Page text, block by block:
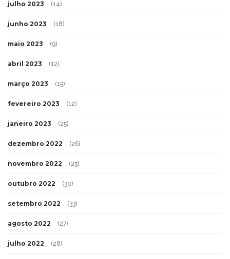
julho 2023 (14)
junho 2023 (18)
maio 2023 (9)
abril 2023 (12)
março 2023 (15)
fevereiro 2023 (12)
janeiro 2023 (25)
dezembro 2022 (26)
novembro 2022 (25)
outubro 2022 (30)
setembro 2022 (33)
agosto 2022 (27)
julho 2022 (28)